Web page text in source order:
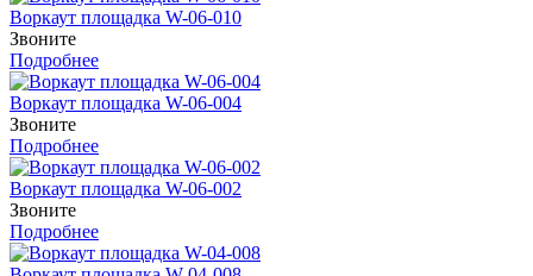
Воркаут площадка W-06-010
Звоните
Подробнее
Воркаут площадка W-06-004
Звоните
Подробнее
Воркаут площадка W-06-002
Звоните
Подробнее